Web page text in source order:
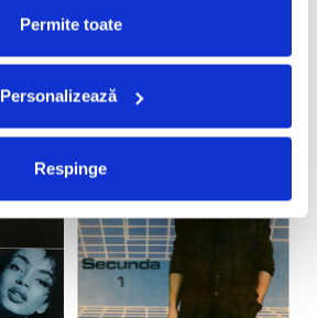
Permite toate
Personalizează
Respinge